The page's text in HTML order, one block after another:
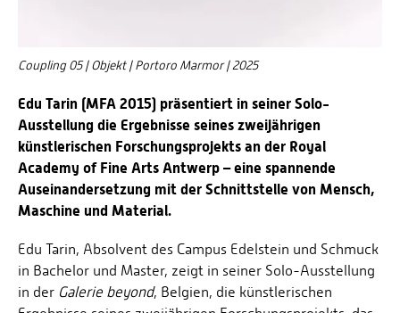
Coupling 05 | Objekt | Portoro Marmor | 2025
Edu Tarin (MFA 2015) präsentiert in seiner Solo-
Ausstellung die Ergebnisse seines zweijährigen
künstlerischen Forschungsprojekts an der Royal
Academy of Fine Arts Antwerp – eine spannende
Auseinandersetzung mit der Schnittstelle von Mensch,
Maschine und Material.
Edu Tarin, Absolvent des Campus Edelstein und Schmuck
in Bachelor und Master, zeigt in seiner Solo-Ausstellung
in der Galerie beyond, Belgien, die künstlerischen